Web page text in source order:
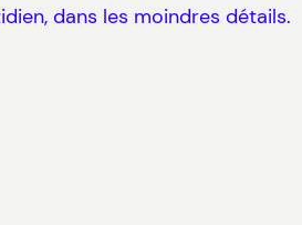
dans les moindres détails.